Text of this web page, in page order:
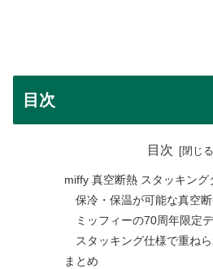
目次
目次
miffy 真空断熱 スタッキン
保冷・保温が可能な真空
ミッフィーの70周年限定
スタッキング仕様で重ね
まとめ